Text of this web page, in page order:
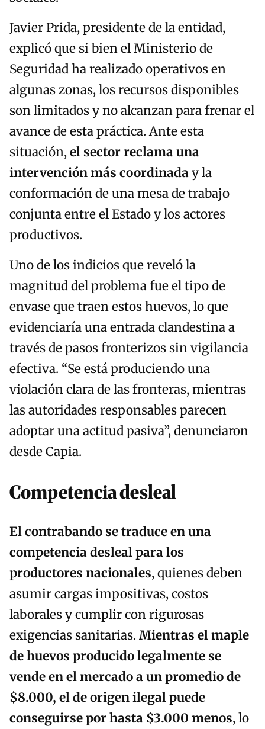
Javier Prida, presidente de la entidad,
explicó que si bien el Ministerio de
Seguridad ha realizado operativos en
algunas zonas, los recursos disponibles
son limitados y no alcanzan para frenar el
avance de esta práctica. Ante esta
situación,el sector reclama una
intervención más coordinaday la
conformación de una mesa de trabajo
conjunta entre el Estado y los actores
productivos.
Uno de los indicios que reveló la
magnitud del problema fue el tipo de
envase que traen estos huevos, lo que
evidenciaría una entrada clandestina a
través de pasos fronterizos sin vigilancia
efectiva. “Se está produciendo una
violación clara de las fronteras, mientras
las autoridades responsables parecen
adoptar una actitud pasiva”, denunciaron
desde Capia.
Competencia desleal
El contrabando se traduce en una
competencia desleal para los
productores nacionales, quienes deben
asumir cargas impositivas, costos
laborales y cumplir con rigurosas
exigencias sanitarias. Mientras el maple
de huevos producido legalmente se
vende en el mercado a un promedio de
$8.000, el de origen ilegal puede
conseguirse por hasta $3.000 menos, lo